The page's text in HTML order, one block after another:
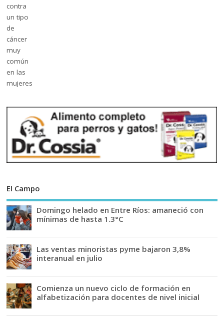
El Campo
Domingo helado en Entre Ríos: amaneció con
mínimas de hasta 1.3°C
Las ventas minoristas pyme bajaron 3,8%
interanual en julio
Comienza un nuevo ciclo de formación en
alfabetización para docentes de nivel inicial